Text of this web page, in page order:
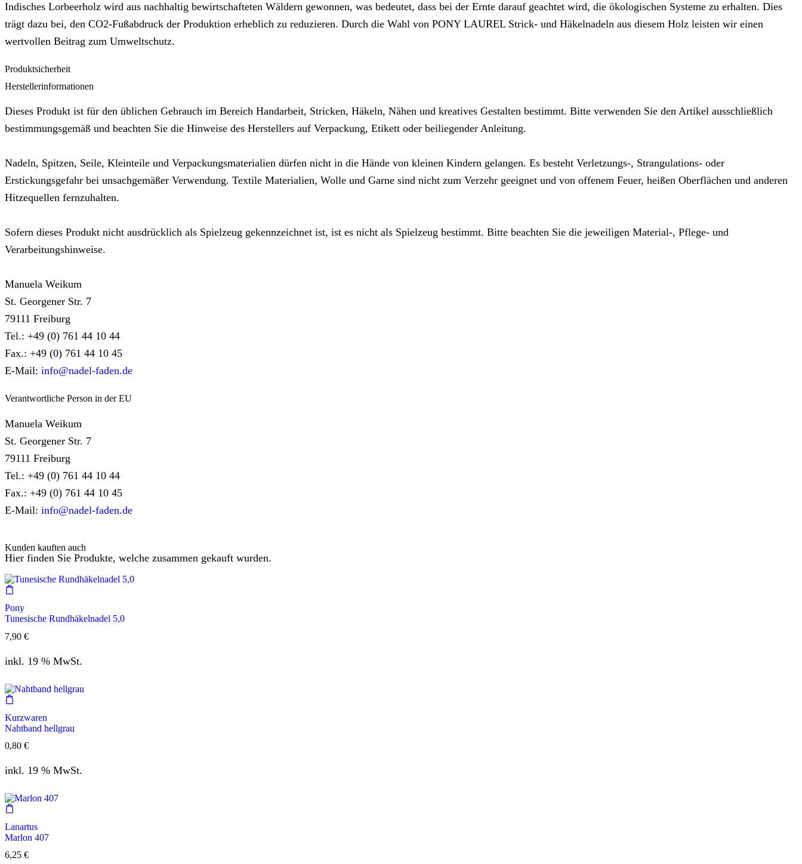
Indisches Lorbeerholz wird aus nachhaltig bewirtschafteten Wäldern gewonnen, was bedeutet, dass bei der Ernte darauf geachtet wird, die ökologischen Systeme zu erhalten. Dies
trägt dazu bei, den CO2-Fußabdruck der Produktion erheblich zu reduzieren. Durch die Wahl von PONY LAUREL Strick- und Häkelnadeln aus diesem Holz leisten wir einen
wertvollen Beitrag zum Umweltschutz.
Produktsicherheit
Herstellerinformationen
Dieses Produkt ist für den üblichen Gebrauch im Bereich Handarbeit, Stricken, Häkeln, Nähen und kreatives Gestalten bestimmt. Bitte verwenden Sie den Artikel ausschließlich
bestimmungsgemäß und beachten Sie die Hinweise des Herstellers auf Verpackung, Etikett oder beiliegender Anleitung.
Nadeln, Spitzen, Seile, Kleinteile und Verpackungsmaterialien dürfen nicht in die Hände von kleinen Kindern gelangen. Es besteht Verletzungs-, Strangulations- oder
Erstickungsgefahr bei unsachgemäßer Verwendung. Textile Materialien, Wolle und Garne sind nicht zum Verzehr geeignet und von offenem Feuer, heißen Oberflächen und anderen
Hitzequellen fernzuhalten.
Sofern dieses Produkt nicht ausdrücklich als Spielzeug gekennzeichnet ist, ist es nicht als Spielzeug bestimmt. Bitte beachten Sie die jeweiligen Material-, Pflege- und
Verarbeitungshinweise.
Manuela Weikum
St. Georgener Str. 7
79111 Freiburg
Tel.: +49 (0) 761 44 10 44
Fax.: +49 (0) 761 44 10 45
E-Mail: info@nadel-faden.de
Verantwortliche Person in der EU
Manuela Weikum
St. Georgener Str. 7
79111 Freiburg
Tel.: +49 (0) 761 44 10 44
Fax.: +49 (0) 761 44 10 45
E-Mail: info@nadel-faden.de
Kunden kauften auch
Hier finden Sie Produkte, welche zusammen gekauft wurden.
Pony
Tunesische Rundhäkelnadel 5,0
7,90 €
inkl. 19 % MwSt.
Kurzwaren
Nahtband hellgrau
0,80 €
inkl. 19 % MwSt.
Lanartus
Marlon 407
6,25 €